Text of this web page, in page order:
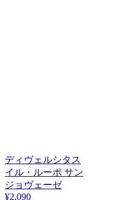
ディヴェルシタス
イル・ルーポ サン
ジョヴェーゼ
¥2,090